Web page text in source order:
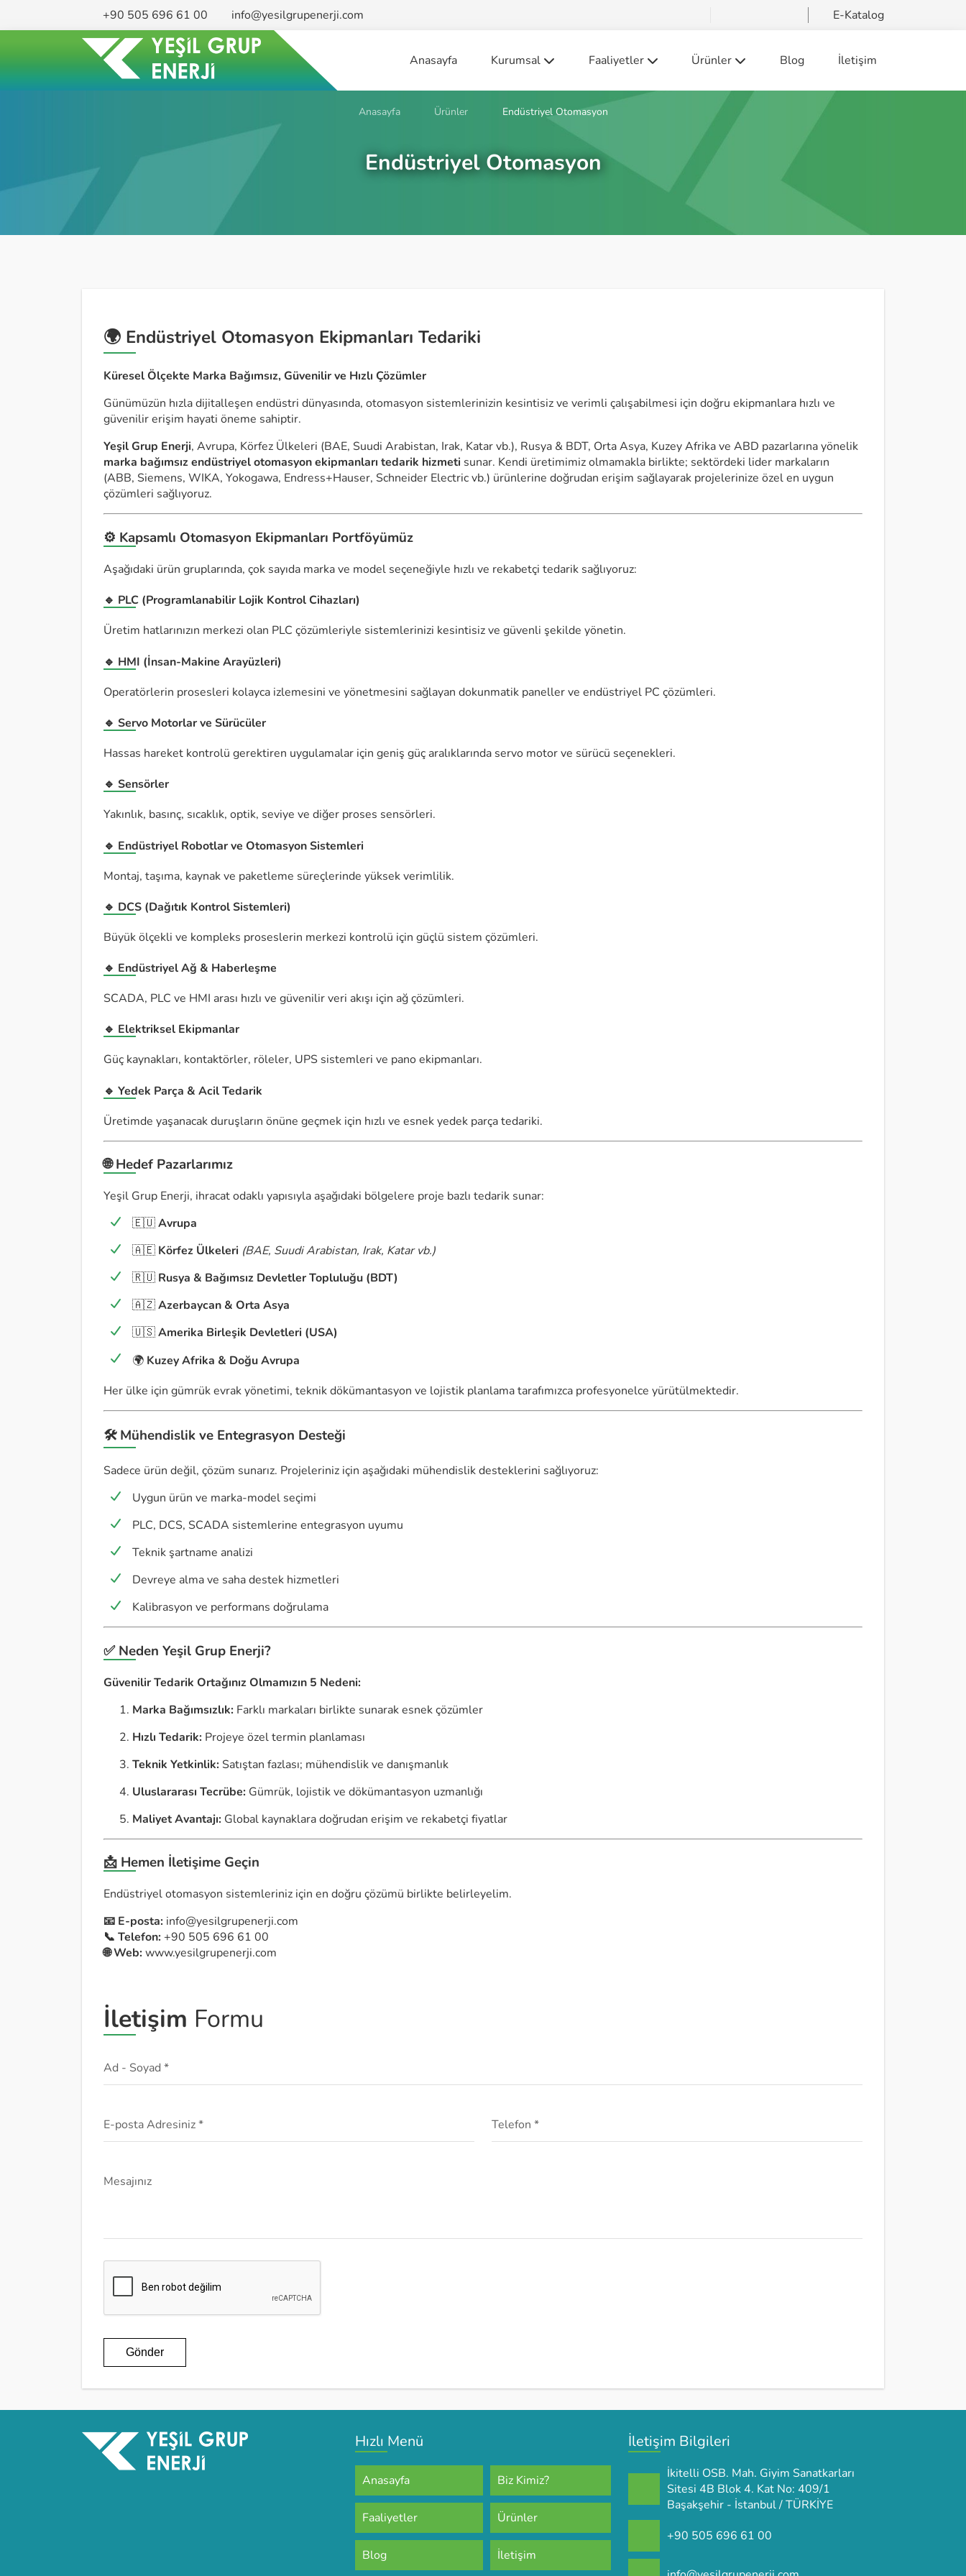
+90 505 696 61 00 info@yesilgrupenerji.com E-Katalog
Anasayfa
Kurumsal
Biz Kimiz?
Misyon - Vizyon
Sertifikalar
Faaliyetler
Enerji Sistemleri Projelendirme ve Taahhüt (EPC) Hizmetleri
Tesis İşletme Sorumluluğu
Ürünler
Yüksek Gerilim Ekipmanları
Orta Gerilim Ekipmanlar
Alçak Gerilim Ekipmanları
Endüstriyel Enstrüman
Blog İletişim
Endüstriyel Otomasyon
Anasayfa Ürünler Endüstriyel Otomasyon
🌍 Endüstriyel Otomasyon Ekipmanları Tedariki
Küresel Ölçekte Marka Bağımsız, Güvenilir ve Hızlı Çözümler
Günümüzün hızla dijitalleşen endüstri dünyasında, otomasyon sistemlerinizin kesintisiz ve verimli çalışabilmesi için doğru ekipmanlara hızlı ve
güvenilir erişim hayati öneme sahiptir.
Yeşil Grup Enerji, Avrupa, Körfez Ülkeleri (BAE, Suudi Arabistan, Irak, Katar vb.), Rusya & BDT, Orta Asya, Kuzey Afrika ve ABD pazarlarına yönelik
marka bağımsız endüstriyel otomasyon ekipmanları tedarik hizmeti sunar. Kendi üretimimiz olmamakla birlikte; sektördeki lider markaların
(ABB, Siemens, WIKA, Yokogawa, Endress+Hauser, Schneider Electric vb.) ürünlerine doğrudan erişim sağlayarak projelerinize özel en uygun
çözümleri sağlıyoruz.
⚙️ Kapsamlı Otomasyon Ekipmanları Portföyümüz
Aşağıdaki ürün gruplarında, çok sayıda marka ve model seçeneğiyle hızlı ve rekabetçi tedarik sağlıyoruz:
🔹 PLC (Programlanabilir Lojik Kontrol Cihazları)
Üretim hatlarınızın merkezi olan PLC çözümleriyle sistemlerinizi kesintisiz ve güvenli şekilde yönetin.
🔹 HMI (İnsan-Makine Arayüzleri)
Operatörlerin prosesleri kolayca izlemesini ve yönetmesini sağlayan dokunmatik paneller ve endüstriyel PC çözümleri.
🔹 Servo Motorlar ve Sürücüler
Hassas hareket kontrolü gerektiren uygulamalar için geniş güç aralıklarında servo motor ve sürücü seçenekleri.
🔹 Sensörler
Yakınlık, basınç, sıcaklık, optik, seviye ve diğer proses sensörleri.
🔹 Endüstriyel Robotlar ve Otomasyon Sistemleri
Montaj, taşıma, kaynak ve paketleme süreçlerinde yüksek verimlilik.
🔹 DCS (Dağıtık Kontrol Sistemleri)
Büyük ölçekli ve kompleks proseslerin merkezi kontrolü için güçlü sistem çözümleri.
🔹 Endüstriyel Ağ & Haberleşme
SCADA, PLC ve HMI arası hızlı ve güvenilir veri akışı için ağ çözümleri.
🔹 Elektriksel Ekipmanlar
Güç kaynakları, kontaktörler, röleler, UPS sistemleri ve pano ekipmanları.
🔹 Yedek Parça & Acil Tedarik
Üretimde yaşanacak duruşların önüne geçmek için hızlı ve esnek yedek parça tedariki.
🌐 Hedef Pazarlarımız
Yeşil Grup Enerji, ihracat odaklı yapısıyla aşağıdaki bölgelere proje bazlı tedarik sunar:
🇪🇺Avrupa
🇦🇪 Körfez Ülkeleri (BAE, Suudi Arabistan, Irak, Katar vb.)
🇷🇺 Rusya & Bağımsız Devletler Topluluğu (BDT)
🇦🇿Azerbaycan & Orta Asya
🇺🇸Amerika Birleşik Devletleri (USA)
🌍 Kuzey Afrika & Doğu Avrupa
Her ülke için gümrük evrak yönetimi, teknik dökümantasyon ve lojistik planlama tarafımızca profesyonelce yürütülmektedir.
🛠️ Mühendislik ve Entegrasyon Desteği
Sadece ürün değil, çözüm sunarız. Projeleriniz için aşağıdaki mühendislik desteklerini sağlıyoruz:
Uygun ürün ve marka-model seçimi
PLC, DCS, SCADA sistemlerine entegrasyon uyumu
Teknik şartname analizi
Devreye alma ve saha destek hizmetleri
Kalibrasyon ve performans doğrulama
✅ Neden Yeşil Grup Enerji?
Güvenilir Tedarik Ortağınız Olmamızın 5 Nedeni:
Marka Bağımsızlık: Farklı markaları birlikte sunarak esnek çözümler
Hızlı Tedarik: Projeye özel termin planlaması
Teknik Yetkinlik: Satıştan fazlası; mühendislik ve danışmanlık
Uluslararası Tecrübe: Gümrük, lojistik ve dökümantasyon uzmanlığı
Maliyet Avantajı: Global kaynaklara doğrudan erişim ve rekabetçi fiyatlar
📩 Hemen İletişime Geçin
Endüstriyel otomasyon sistemleriniz için en doğru çözümü birlikte belirleyelim.
📧 E-posta: info@yesilgrupenerji.com
📞 Telefon: +90 505 696 61 00
🌐 Web:www.yesilgrupenerji.com
İletişim Formu
Ad - Soyad *
E-posta Adresiniz * Telefon *
Mesajınız
Gönder
Hızlı Menü
Anasayfa Biz Kimiz?
Faaliyetler Ürünler
Blog İletişim
İletişim Bilgileri
İkitelli OSB. Mah. Giyim Sanatkarları
Sitesi 4B Blok 4. Kat No: 409/1
Başakşehir - İstanbul / TÜRKİYE
+90 505 696 61 00